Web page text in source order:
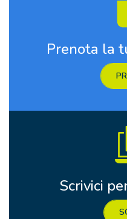
Prenota la
Scrivici